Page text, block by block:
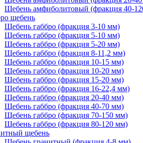
Щебень амфиболитовый (фракция 40-
щебень
Щебень габбро (фракция 3-10 мм)
Щебень габбро (фракция 5-10 мм)
Щебень габбро (фракция 5-20 мм)
Щебень габбро (фракция 8-11,2 мм)
Щебень габбро (фракция 10-15 мм)
Щебень габбро (фракция 10-20 мм)
Щебень габбро (фракция 15-20 мм)
Щебень габбро (фракция 16-22,4 мм)
Щебень габбро (фракция 20-40 мм)
Щебень габбро (фракция 40-70 мм)
Щебень габбро (фракция 70-150 мм)
Щебень габбро (фракция 80-120 мм)
щебень